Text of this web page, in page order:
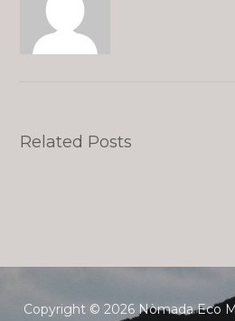
Related Posts
Copyright © 2026 Nòmada Eco